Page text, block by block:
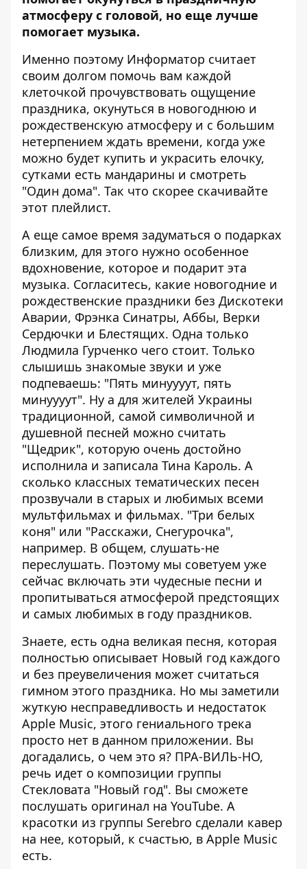
атмосферу с головой, но еще лучше
помогает музыка.
Именно поэтому Информатор считает
своим долгом помочь вам каждой
клеточкой прочувствовать ощущение
праздника, окунуться в новогоднюю и
рождественскую атмосферу и с большим
нетерпением ждать времени, когда уже
можно будет купить и украсить елочку,
сутками есть мандарины и смотреть
"Один дома". Так что скорее скачивайте
этот плейлист.
А еще самое время задуматься о подарках
близким, для этого нужно особенное
вдохновение, которое и подарит эта
музыка. Согласитесь, какие новогодние и
рождественские праздники без Дискотеки
Аварии, Фрэнка Синатры, Аббы, Верки
Сердючки и Блестящих. Одна только
Людмила Гурченко чего стоит. Только
слышишь знакомые звуки и уже
подпеваешь: "Пять минуууут, пять
минуууут". Ну а для жителей Украины
традиционной, самой символичной и
душевной песней можно считать
"Щедрик", которую очень достойно
исполнила и записала Тина Кароль. А
сколько классных тематических песен
прозвучали в старых и любимых всеми
мультфильмах и фильмах. "Три белых
коня" или "Расскажи, Снегурочка",
например. В общем, слушать-не
переслушать. Поэтому мы советуем уже
сейчас включать эти чудесные песни и
пропитываться атмосферой предстоящих
и самых любимых в году праздников.
Знаете, есть одна великая песня, которая
полностью описывает Новый год каждого
и без преувеличения может считаться
гимном этого праздника. Но мы заметили
жуткую несправедливость и недостаток
Apple Music, этого гениального трека
просто нет в данном приложении. Вы
догадались, о чем это я? ПРА-ВИЛЬ-НО,
речь идет о композиции группы
Стекловата "Новый год". Вы сможете
послушать оригинал на YouTube. А
красотки из группы Serebro сделали кавер
на нее, который, к счастью, в Apple Music
есть.